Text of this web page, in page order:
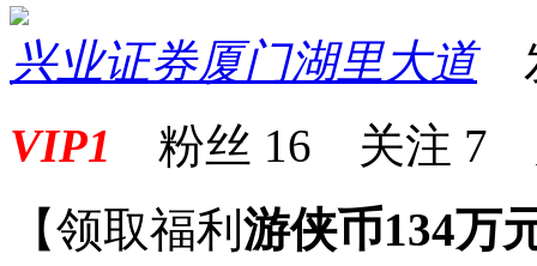
兴业证券厦门湖里大道
VIP1 粉丝 16 关注 7
【领取福利 游侠币134万